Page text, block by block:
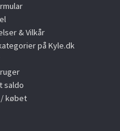
& Vilkår
på Kyle.dk
saldo
købet